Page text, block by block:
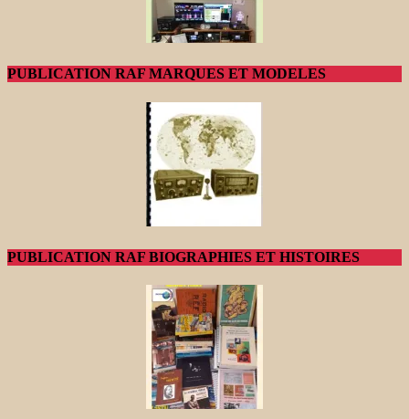
PUBLICATION RAF MARQUES ET MODELES
PUBLICATION RAF BIOGRAPHIES ET HISTOIRES